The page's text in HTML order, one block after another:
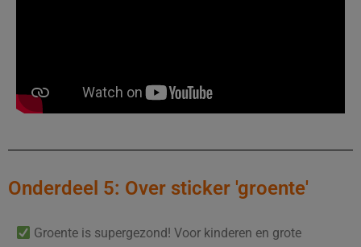
Onderdeel 5: Over sticker 'groente'
Groente is supergezond! Voor kinderen en grote